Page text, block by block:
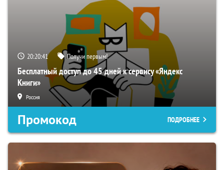
20:20:39 Получи первым!
Бесплатный доступ до 45 дней к сервису «Яндекс
Книги»
Россия
Промокод ПОДРОБНЕЕ